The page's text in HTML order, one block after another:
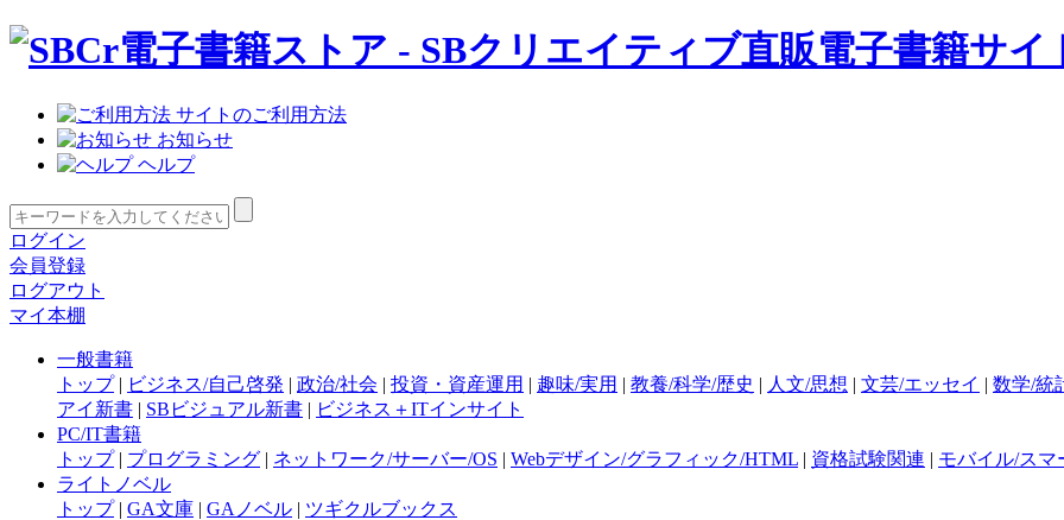
サイトのご利用方法
お知らせ
ヘルプ
ログイン
会員登録
ログアウト
マイ本棚
一般書籍
トップ| ビジネス/自己啓発 | 政治/社会 | 投資・資産運用 | 趣味/実用 | 教養/科学/歴史 | 人文/思想 | 文芸/エッセイ | 数学/統
アイ新書 | SBビジュアル新書 | ビジネス＋ITインサイト
PC/IT書籍
トップ| プログラミング | ネットワーク/サーバー/OS | Webデザイン/グラフィック/HTML | 資格試験関連 | モバイル/スマ
ライトノベル
トップ| GA文庫 | GAノベル | ツギクルブックス